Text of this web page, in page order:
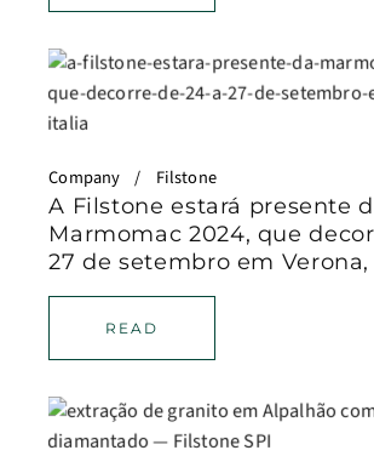
Company Filstone
A Filstone estará presente
Marmomac 2024, que
27 de setembro em
READ